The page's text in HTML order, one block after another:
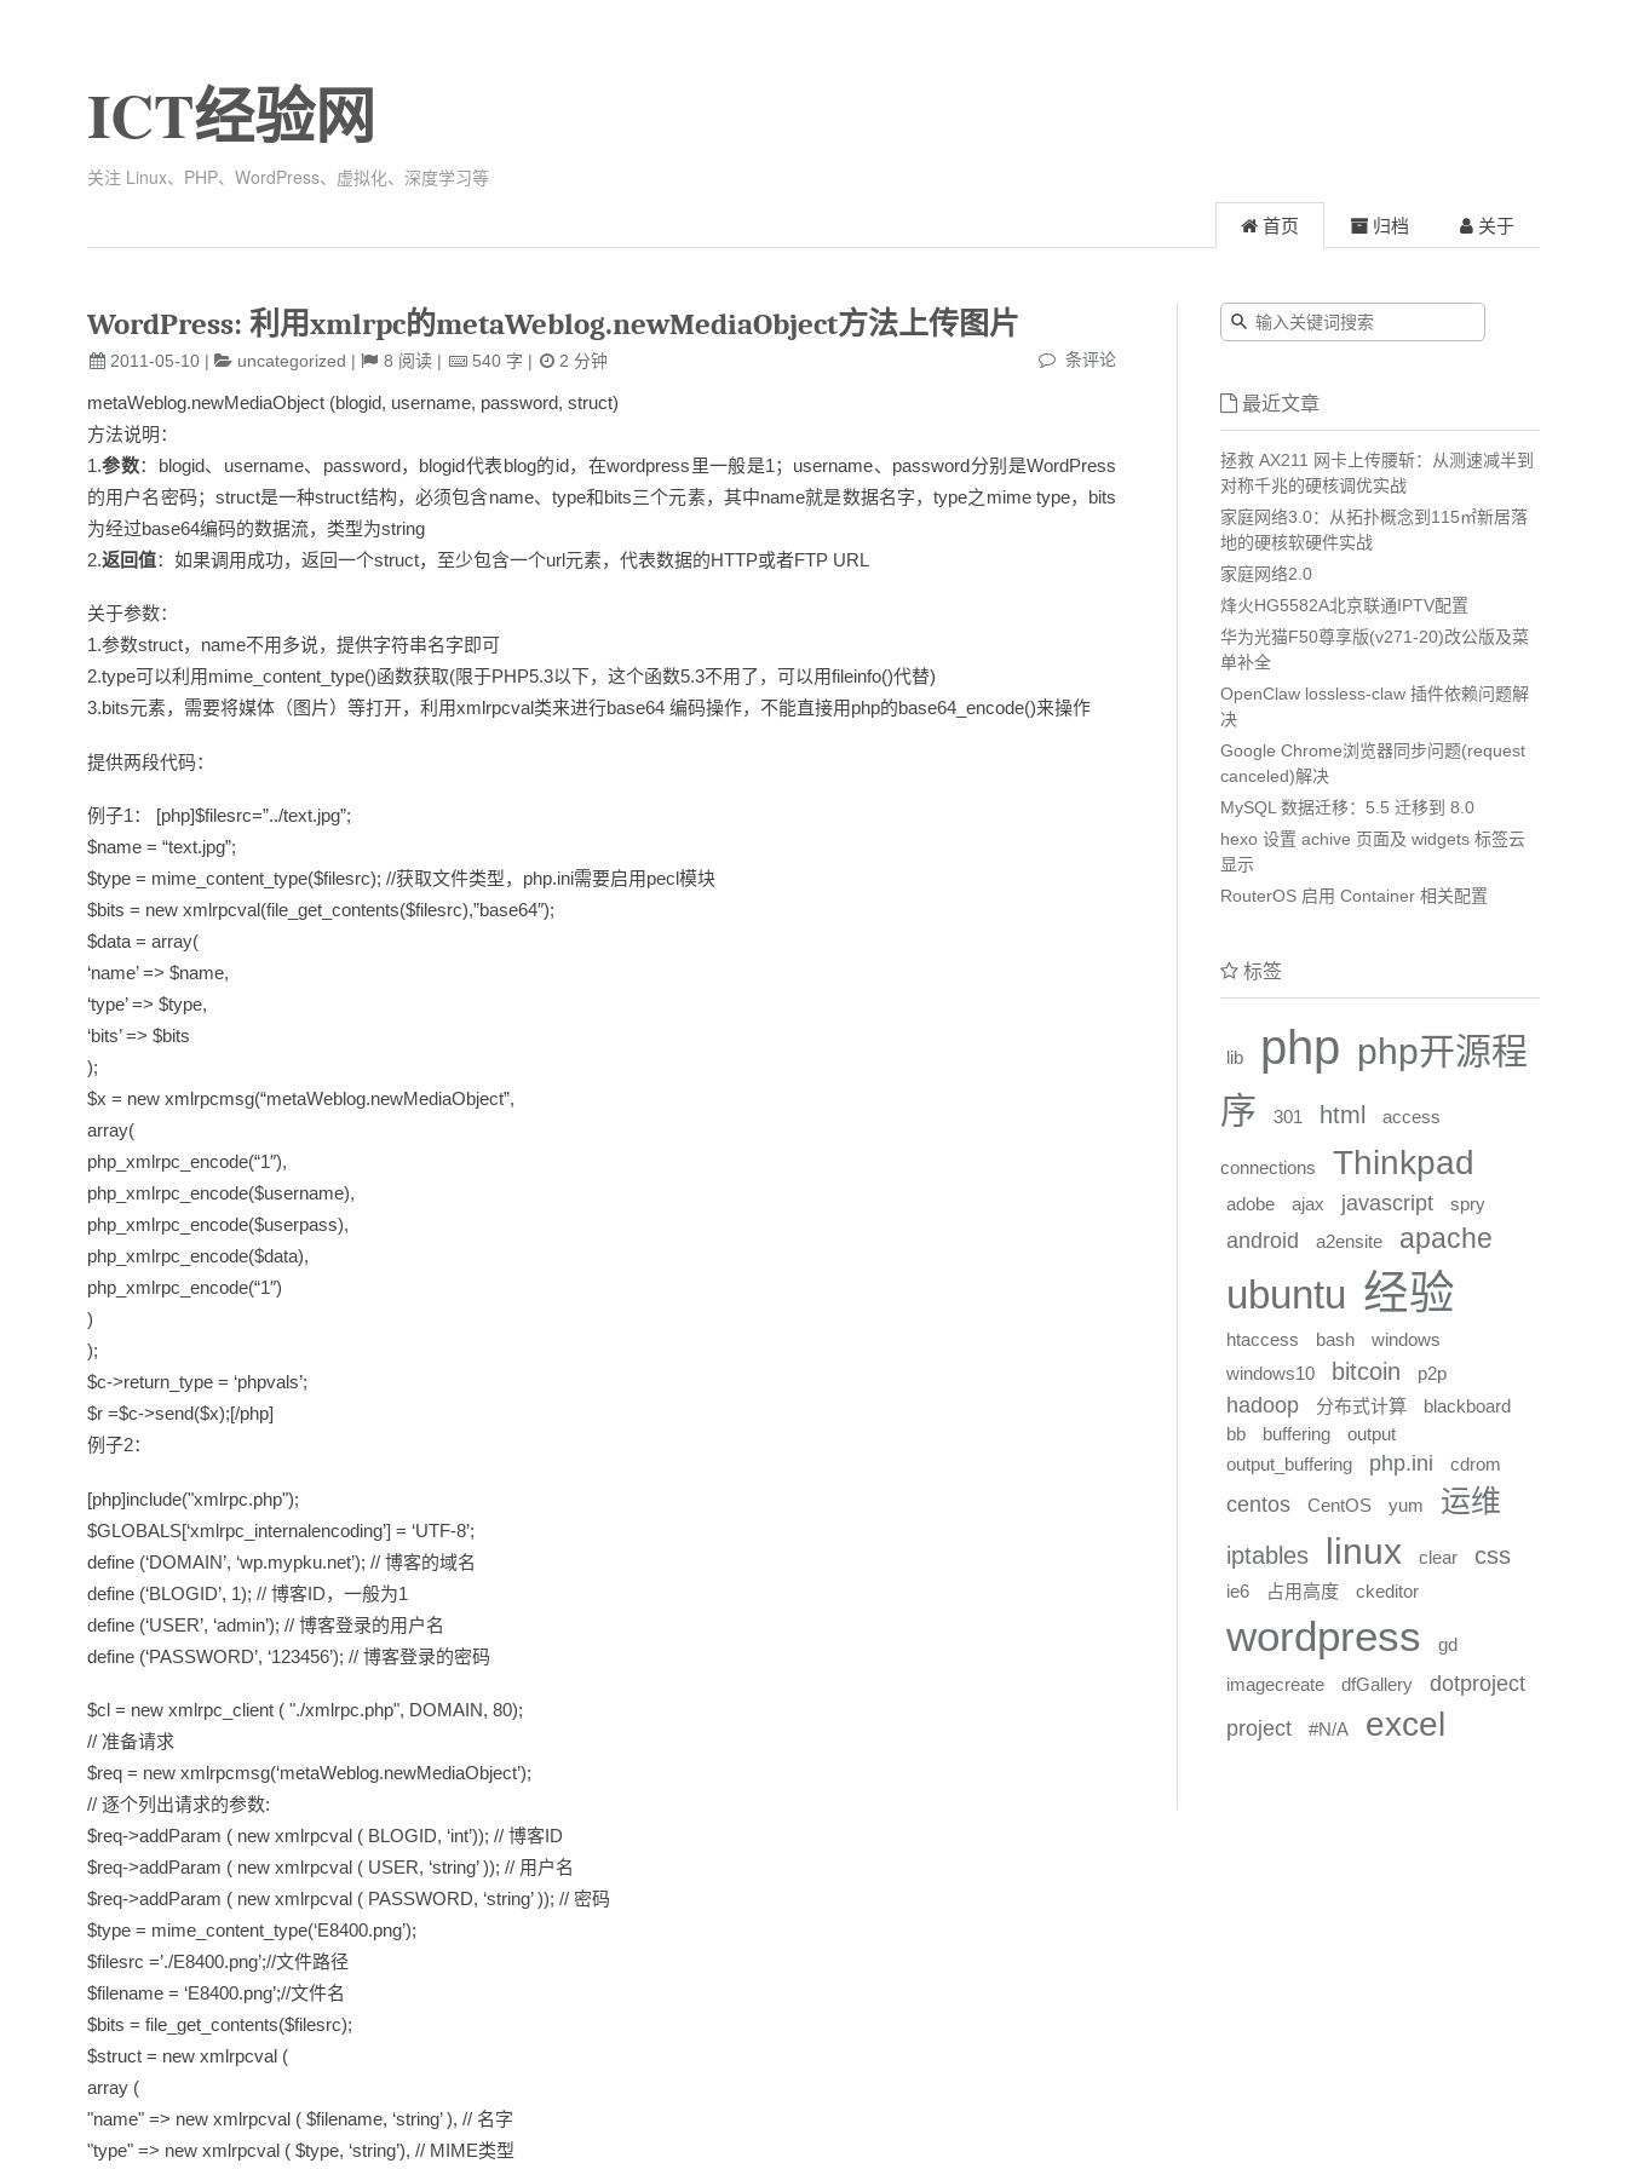
ICT经验网
关注 Linux、PHP、WordPress、虚拟化、深度学习等
首页 归档 关于
WordPress: 利用xmlrpc的metaWeblog.newMediaObject方法上传图片
2011-05-10 | uncategorized | 8 阅读| 540字 | 2 分钟 条评论
metaWeblog.newMediaObject (blogid, username, password, struct)
方法说明：
1.参数：blogid、username、password，blogid代表blog的id，在wordpress里一般是1；username、password分别是WordPress
的用户名密码；struct是一种struct结构，必须包含name、type和bits三个元素，其中name就是数据名字，type之mime type，bits
为经过base64编码的数据流，类型为string
2.返回值：如果调用成功，返回一个struct，至少包含一个url元素，代表数据的HTTP或者FTP URL
关于参数：
1.参数struct，name不用多说，提供字符串名字即可
2.type可以利用mime_content_type()函数获取(限于PHP5.3以下，这个函数5.3不用了，可以用fileinfo()代替)
3.bits元素，需要将媒体（图片）等打开，利用xmlrpcval类来进行base64 编码操作，不能直接用php的base64_encode()来操作
提供两段代码：
例子1： [php]$filesrc=”../text.jpg”;
$name = “text.jpg”;
$type = mime_content_type($filesrc); //获取文件类型，php.ini需要启用pecl模块
$bits = new xmlrpcval(file_get_contents($filesrc),”base64″);
$data = array(
‘name’ => $name,
‘type’ => $type,
‘bits’ => $bits
);
$x = new xmlrpcmsg(“metaWeblog.newMediaObject”,
array(
php_xmlrpc_encode(“1″),
php_xmlrpc_encode($username),
php_xmlrpc_encode($userpass),
php_xmlrpc_encode($data),
php_xmlrpc_encode(“1″)
)
);
$c->return_type = ‘phpvals’;
$r =$c->send($x);[/php]
例子2：
[php]include("xmlrpc.php");
$GLOBALS[‘xmlrpc_internalencoding’] = ‘UTF-8’;
define (‘DOMAIN’, ‘wp.mypku.net’); // 博客的域名
define (‘BLOGID’, 1); // 博客ID，一般为1
define (‘USER’, ‘admin’); // 博客登录的用户名
define (‘PASSWORD’, ‘123456’); // 博客登录的密码
$cl = new xmlrpc_client ( "./xmlrpc.php", DOMAIN, 80);
// 准备请求
$req = new xmlrpcmsg(‘metaWeblog.newMediaObject’);
// 逐个列出请求的参数:
$req->addParam ( new xmlrpcval ( BLOGID, ‘int’)); // 博客ID
$req->addParam ( new xmlrpcval ( USER, ‘string’ )); // 用户名
$req->addParam ( new xmlrpcval ( PASSWORD, ‘string’ )); // 密码
$type = mime_content_type(‘E8400.png’);
$filesrc =’./E8400.png’;//文件路径
$filename = ‘E8400.png’;//文件名
$bits = file_get_contents($filesrc);
$struct = new xmlrpcval (
array (
"name" => new xmlrpcval ( $filename, ‘string’ ), // 名字
"type" => new xmlrpcval ( $type, ‘string’), // MIME类型
最近文章
拯救 AX211 网卡上传腰斩：从测速减半到
对称千兆的硬核调优实战
家庭网络3.0：从拓扑概念到115㎡新居落
地的硬核软硬件实战
家庭网络2.0
烽火HG5582A北京联通IPTV配置
华为光猫F50尊享版(v271-20)改公版及菜
单补全
OpenClaw lossless-claw 插件依赖问题解
决
Google Chrome浏览器同步问题(request
canceled)解决
MySQL 数据迁移：5.5 迁移到 8.0
hexo 设置 achive 页面及 widgets 标签云
显示
RouterOS 启用 Container 相关配置
标签
lib php php开源程
序
301 html access
connections Thinkpad
adobe ajax javascript spry
android a2ensite apache
ubuntu 经验
htaccess bash
windows
windows10
bitcoin p2p
hadoop 分布式计算
blackboard
bb
buffering
output
output_buffering
php.ini cdrom
centos CentOS yum 运维
iptables linux clear css
ie6 占用高度 ckeditor
wordpress
gd
imagecreate
dfGallery
dotproject
project
#N/A excel